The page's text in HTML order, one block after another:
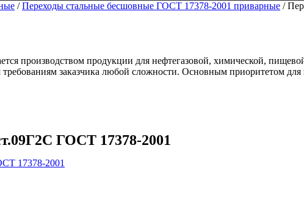
/Переходы стальные бесшовные ГОСТ 17378-2001 приварные /
производством продукции для нефтегазовой, химической,
заказчика любой сложности. Основным приоритетом
ГОСТ 17378-2001